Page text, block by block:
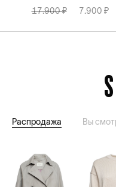
17.900 ₽ 7.900 ₽
Распродажа Вы